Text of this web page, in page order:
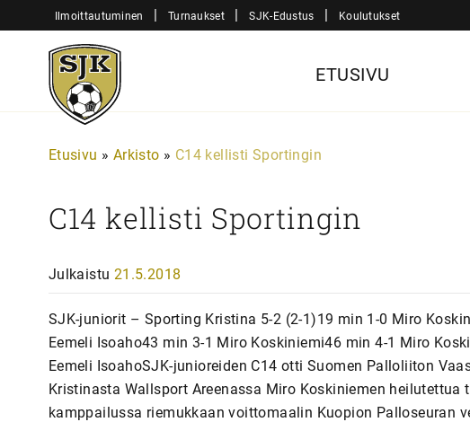
sisältöön
Ilmoittautuminen | Turnaukset | SJK-Edustus | Koulutukset
Sjk-
Juniorit
ETUSIVU
Etusivu » Arkisto » C14 kellisti Sportingin
C14 kellisti Sportingin
Julkaistu 21.5.2018
SJK-juniorit – Sporting Kristina 5-2 (2-1)19 min 1-0 Miro
Eemeli Isoaho43 min 3-1 Miro Koskiniemi46 min 4-1 Miro
Eemeli IsoahoSJK-junioreiden C14 otti Suomen Palloliiton
Kristinasta Wallsport Areenassa Miro Koskiniemen
kamppailussa riemukkaan voittomaalin Kuopion Palloseuran